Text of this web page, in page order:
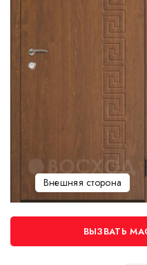
Внешняя сторона
ВЫЗВАТЬ